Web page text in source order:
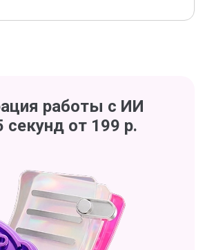
работы с ИИ
секунд от 199 р.